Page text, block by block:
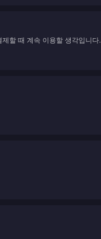
할 때 계속 이용할 생각입니다.